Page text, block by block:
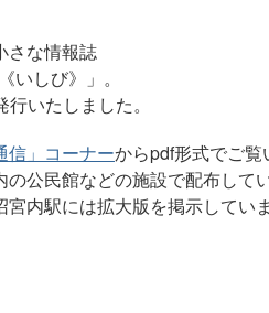
さな情報誌
いしび》」。
いたしました。
信」コーナーからpdf形式でご覧
公民館などの施設で配布してい
内駅には拡大版を掲示していま